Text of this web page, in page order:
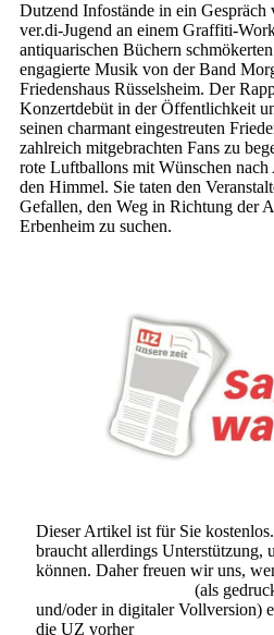
Dutzend Infostände in ein
ver.di-Jugend an einem Graffiti-
antiquarischen Büchern
engagierte Musik von der Band
Friedenshaus Rüsselsheim. Der
Konzertdebüt in der Öffentlichkeit
seinen charmant eingestreuten
zahlreich mitgebrachten Fans zu
rote Luftballons mit Wünschen
den Himmel. Sie taten den
Gefallen, den Weg in Richtung der
Erbenheim zu suchen.
Dieser Artikel ist für Sie
braucht allerdings Unterstützung,
können. Daher freuen wir uns,
(als
und/oder in digitaler Vollversion)
die UZ vorher